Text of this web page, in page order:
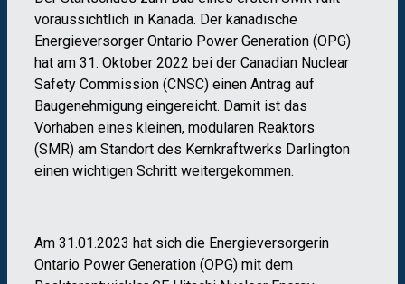
voraussichtlich in Kanada. Der kanadische
Energieversorger Ontario Power Generation (OPG)
hat am 31. Oktober 2022 bei der Canadian Nuclear
Safety Commission (CNSC) einen Antrag auf
Baugenehmigung eingereicht. Damit ist das
Vorhaben eines kleinen, modularen Reaktors
(SMR) am Standort des Kernkraftwerks Darlington
einen wichtigen Schritt weitergekommen.
Am 31.01.2023 hat sich die Energieversorgerin
Ontario Power Generation (OPG) mit dem